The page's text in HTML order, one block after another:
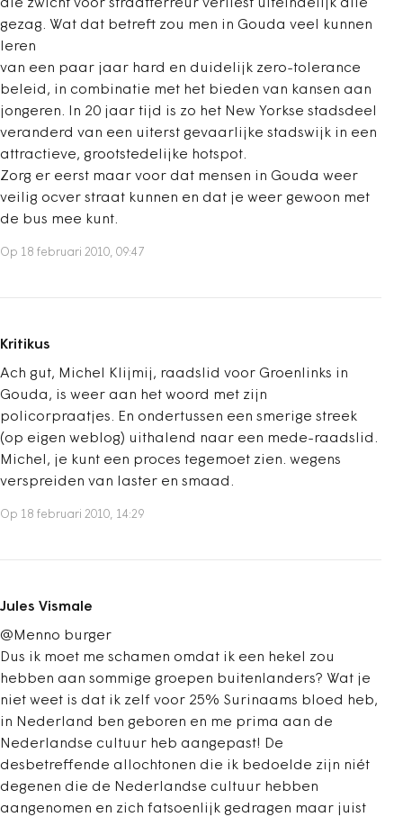
die zwicht voor straatterreur verliest uiteindelijk alle
gezag. Wat dat betreft zou men in Gouda veel kunnen
leren
van een paar jaar hard en duidelijk zero-tolerance
beleid, in combinatie met het bieden van kansen aan
jongeren. In 20 jaar tijd is zo het New Yorkse stadsdeel
veranderd van een uiterst gevaarlijke stadswijk in een
attractieve, grootstedelijke hotspot.
Zorg er eerst maar voor dat mensen in Gouda weer
veilig ocver straat kunnen en dat je weer gewoon met
de bus mee kunt.
Op 18 februari 2010, 09:47
Kritikus
Ach gut, Michel Klijmij, raadslid voor Groenlinks in
Gouda, is weer aan het woord met zijn
policorpraatjes. En ondertussen een smerige streek
(op eigen weblog) uithalend naar een mede-raadslid.
Michel, je kunt een proces tegemoet zien. wegens
verspreiden van laster en smaad.
Op 18 februari 2010, 14:29
Jules Vismale
@Menno burger
Dus ik moet me schamen omdat ik een hekel zou
hebben aan sommige groepen buitenlanders? Wat je
niet weet is dat ik zelf voor 25% Surinaams bloed heb,
in Nederland ben geboren en me prima aan de
Nederlandse cultuur heb aangepast! De
desbetreffende allochtonen die ik bedoelde zijn niét
degenen die de Nederlandse cultuur hebben
aangenomen en zich fatsoenlijk gedragen maar juist